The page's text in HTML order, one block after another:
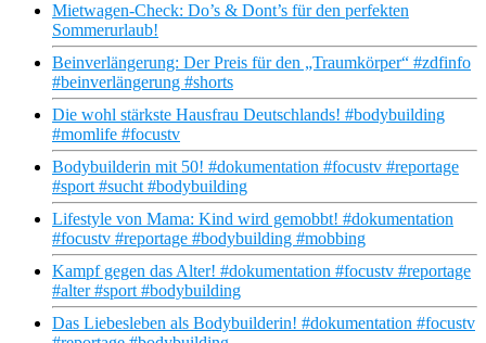
Mietwagen-Check: Do’s & Dont’s für den perfekten
Sommerurlaub!
Beinverlängerung: Der Preis für den „Traumkörper“ #zdfinfo
#beinverlängerung #shorts
Die wohl stärkste Hausfrau Deutschlands! #bodybuilding
#momlife #focustv
Bodybuilderin mit 50! #dokumentation #focustv #reportage
#sport #sucht #bodybuilding
Lifestyle von Mama: Kind wird gemobbt! #dokumentation
#focustv #reportage #bodybuilding #mobbing
Kampf gegen das Alter! #dokumentation #focustv #reportage
#alter #sport #bodybuilding
Das Liebesleben als Bodybuilderin! #dokumentation #focustv